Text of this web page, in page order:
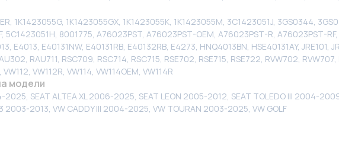
1K1423055G, 1K1423055GX, 1K1423055K, 1K1423055M, 3C1423051J, 3GS0344,
8001775, A76023PST, A76023PST-OEM, A76023PST-R, A76023PST-RF,
E4013, E40131NW, E40131RB, E40132RB, E4273, HNQ4013BN, HSE40131AY, JRE101,
RAU711, RSC709, RSC714, RSC715, RSE702, RSE715, RSE722, RVW702,
VW112R, VW114, VW114OEM, VW114R
модели
SEAT ALTEA XL 2006-2025, SEAT LEON 2005-2012, SEAT TOLEDO III 2004-
2003-2013, VW CADDY III 2004-2025, VW TOURAN 2003-2025, VW GOLF